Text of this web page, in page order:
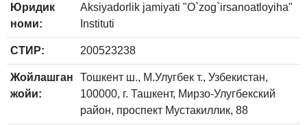
Юридик
номи:
Aksiyadorlik jamiyati "O`zog`irsanoatloyiha"
Instituti
СТИР: 200523238
Жойлашган
жойи:
Тошкент ш., М.Улугбек т., Узбекистан,
100000, г. Ташкент, Мирзо-Улугбекский
район, проспект Мустакиллик, 88